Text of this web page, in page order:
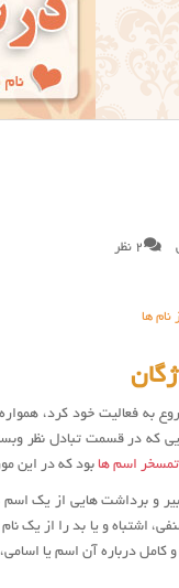
2 نظر
نام ها
شروع به فعالیت خود
که در قسمت تبادل نظر
تمسخر اسم ها بود که در این
و برداشت هایی از یک
منفی، اشتباه و یا بد را از
آن اسم یا اسامی، آن تفکر را